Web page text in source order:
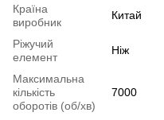
Країна
виробник
Китай
Ріжучий
елемент
Ніж
Максимальна
кількість
оборотів (об/хв)
7000